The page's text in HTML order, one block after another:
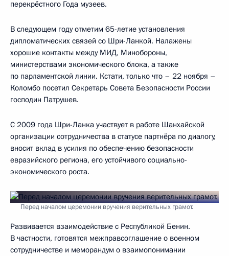
перекрёстного Года музеев.
В следующем году отметим 65-летие установления
дипломатических связей со Шри-Ланкой. Налажены
хорошие контакты между МИД, Минобороны,
министерствами экономического блока, а также
по парламентской линии. Кстати, только что – 22 ноября –
Коломбо посетил Секретарь Совета Безопасности России
господин Патрушев.
С 2009 года Шри-Ланка участвует в работе Шанхайской
организации сотрудничества в статусе партнёра по диалогу,
вносит вклад в усилия по обеспечению безопасности
евразийского региона, его устойчивого социально-
экономического роста.
Перед началом церемонии вручения верительных грамот.
Развивается взаимодействие с Республикой Бенин.
В частности, готовятся межправсоглашение о военном
сотрудничестве и меморандум о взаимопонимании